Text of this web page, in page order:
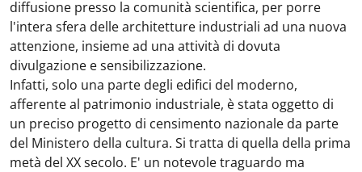
diffusione presso la comunità scientifica, per porre
l'intera sfera delle architetture industriali ad una nuova
attenzione, insieme ad una attività di dovuta
divulgazione e sensibilizzazione.
Infatti, solo una parte degli edifici del moderno,
afferente al patrimonio industriale, è stata oggetto di
un preciso progetto di censimento nazionale da parte
del Ministero della cultura. Si tratta di quella della prima
metà del XX secolo. E' un notevole traguardo ma